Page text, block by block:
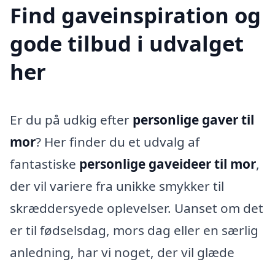
Find gaveinspiration og
gode tilbud i udvalget
her
Er du på udkig efter personlige gaver til
mor? Her finder du et udvalg af
fantastiske personlige gaveideer til mor,
der vil variere fra unikke smykker til
skræddersyede oplevelser. Uanset om det
er til fødselsdag, mors dag eller en særlig
anledning, har vi noget, der vil glæde